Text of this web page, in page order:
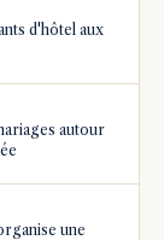
d'hôtel aux
autour
une